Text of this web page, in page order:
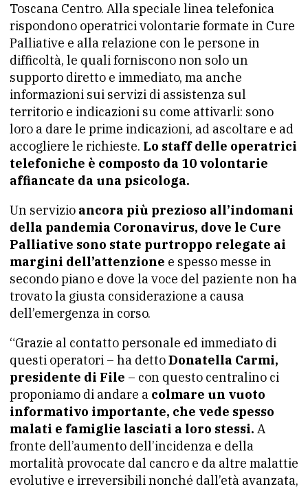
Toscana Centro. Alla speciale linea telefonica
rispondono operatrici volontarie formate in Cure
Palliative e alla relazione con le persone in
difficoltà, le quali forniscono non solo un
supporto diretto e immediato, ma anche
informazioni sui servizi di assistenza sul
territorio e indicazioni su come attivarli: sono
loro a dare le prime indicazioni, ad ascoltare e ad
accogliere le richieste. Lo staff delle operatrici
telefoniche è composto da 10 volontarie
affiancate da una psicologa.
Un servizio ancora più prezioso all’indomani
della pandemia Coronavirus, dove le Cure
Palliative sono state purtroppo relegate ai
margini dell’attenzione e spesso messe in
secondo piano e dove la voce del paziente non ha
trovato la giusta considerazione a causa
dell’emergenza in corso.
“Grazie al contatto personale ed immediato di
questi operatori – ha dettoDonatella Carmi,
presidente di File – con questo centralino ci
proponiamo di andare a colmare un vuoto
informativo importante, che vede spesso
malati e famiglie lasciati a loro stessi. A
fronte dell’aumento dell’incidenza e della
mortalità provocate dal cancro e da altre malattie
evolutive e irreversibili nonché dall’età avanzata,